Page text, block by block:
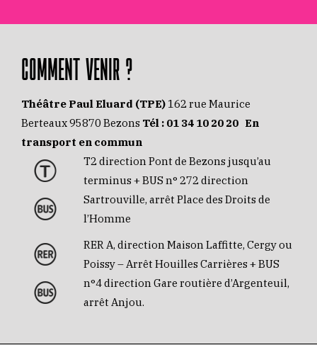
COMMENT VENIR ?
Théâtre Paul Eluard (TPE) 162 rue Maurice
Berteaux 95870 Bezons Tél : 01 34 10 20 20 En
transport en commun
T2 direction Pont de Bezons jusqu’au
terminus + BUS n° 272 direction
Sartrouville, arrêt Place des Droits de
l’Homme
RER A, direction Maison Laffitte, Cergy ou
Poissy – Arrêt Houilles Carrières + BUS
n°4 direction Gare routière d’Argenteuil,
arrêt Anjou.